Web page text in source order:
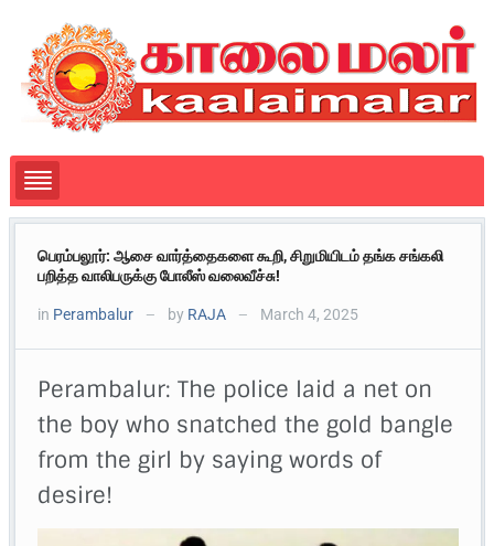
பெரம்பலூர்: ஆசை வார்த்தைகளை கூறி, சிறுமியிடம் தங்க சங்கலி
பறித்த வாலிபருக்கு போலீஸ் வலைவீச்சு!
in Perambalur — by RAJA — March 4, 2025
Perambalur: The police laid a net on
the boy who snatched the gold bangle
from the girl by saying words of
desire!